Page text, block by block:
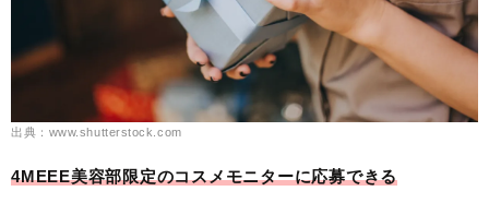
出典：www.shutterstock.com
4MEEE美容部限定のコスメモニターに応募できる